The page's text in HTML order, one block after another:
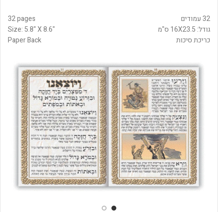
32 pages
Size: 5.8" X 8.6"
Paper Back
32 עמודים
גודל: 16X23.5 ס"מ
כריכת סיכות